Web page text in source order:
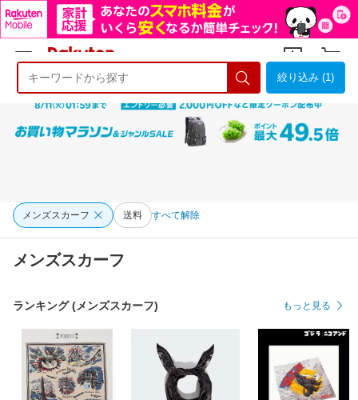
ようこそ 楽天市場へ ログイン
絞り込み (1)
メンズスカーフ 送料 すべて解除
メンズスカーフ
ランキング (メンズスカーフ) もっと見る